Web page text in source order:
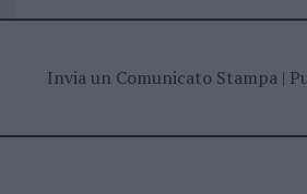
Invia un Comunicato Stampa|